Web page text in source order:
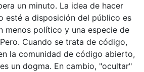
un minuto. La idea de hacer
esté a disposición del público es
menos político y una especie de
Cuando se trata de código,
la comunidad de código abierto,
un dogma. En cambio, "ocultar"